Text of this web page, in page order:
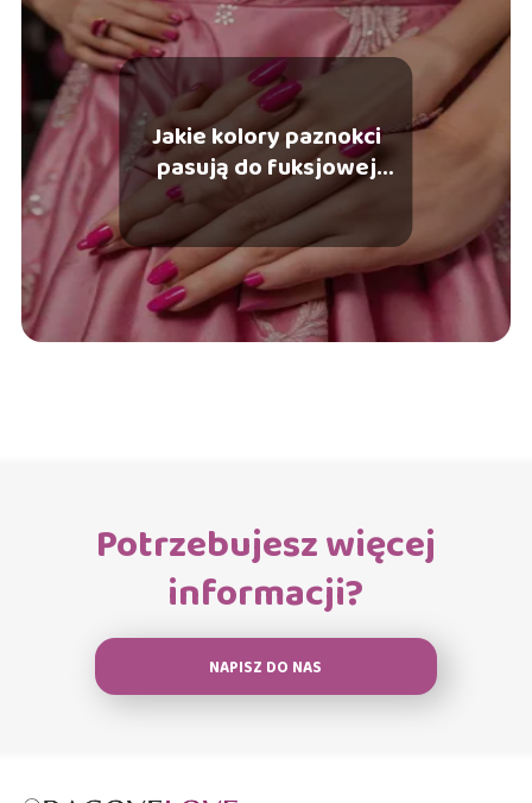
Jakie kolory paznokci
pasują do fuksjowej
sukienki?
Potrzebujesz więcej
informacji?
NAPISZ DO NAS